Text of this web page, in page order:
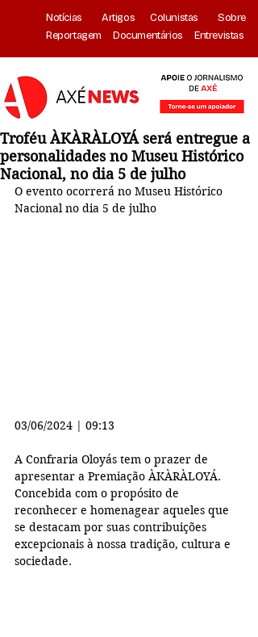
Notícias Artigos Colunistas
Sobre
Reportagem
Documentários Entrevistas
Troféu ÀKÀRÀLOYÁ será entregue a
personalidades no Museu Histórico
Nacional, no dia 5 de julho
O evento ocorrerá no Museu Histórico
Nacional no dia 5 de julho
03/06/2024 | 09:13
A Confraria Oloyás tem o prazer de
apresentar a Premiação ÀKÀRÀLOYÁ.
Concebida com o propósito de
reconhecer e homenagear aqueles que
se destacam por suas contribuições
excepcionais à nossa tradição, cultura e
sociedade.